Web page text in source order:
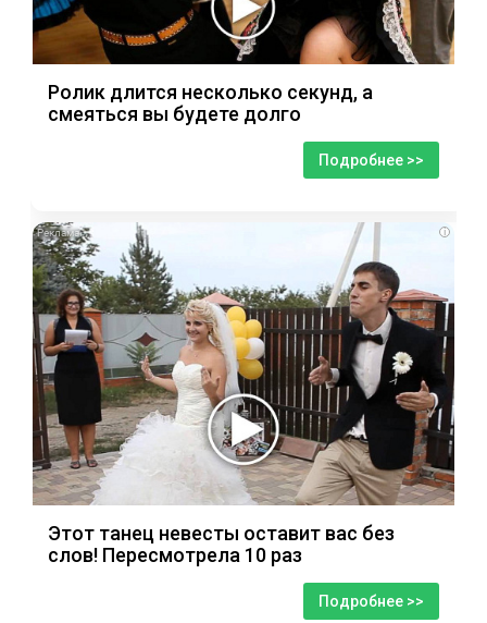
Ролик длится несколько секунд, а
смеяться вы будете долго
Подробнее >>
i
Этот танец невесты оставит вас без
слов! Пересмотрела 10 раз
Подробнее >>